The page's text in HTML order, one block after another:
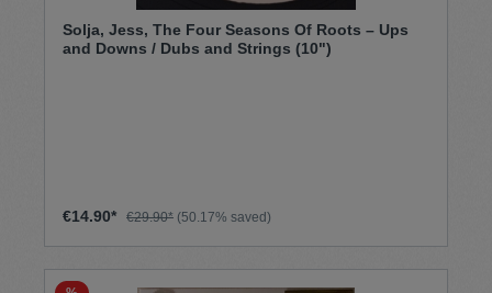
Solja, Jess, The Four Seasons Of Roots – Ups
and Downs / Dubs and Strings (10")
€14.90* €29.90* (50.17% saved)